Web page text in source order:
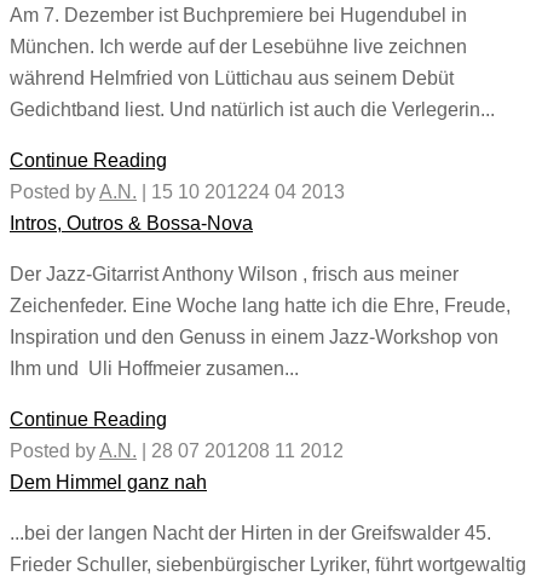
Am 7. Dezember ist Buchpremiere bei Hugendubel in
München. Ich werde auf der Lesebühne live zeichnen
während Helmfried von Lüttichau aus seinem Debüt
Gedichtband liest. Und natürlich ist auch die Verlegerin...
Continue Reading
Posted byA.N. 15 10 201224 04 2013
Intros, Outros & Bossa-Nova
Der Jazz-Gitarrist Anthony Wilson , frisch aus meiner
Zeichenfeder. Eine Woche lang hatte ich die Ehre, Freude,
Inspiration und den Genuss in einem Jazz-Workshop von
Ihm und Uli Hoffmeier zusamen...
Continue Reading
Posted byA.N. 28 07 201208 11 2012
Dem Himmel ganz nah
...bei der langen Nacht der Hirten in der Greifswalder 45.
Frieder Schuller, siebenbürgischer Lyriker, führt wortgewaltig